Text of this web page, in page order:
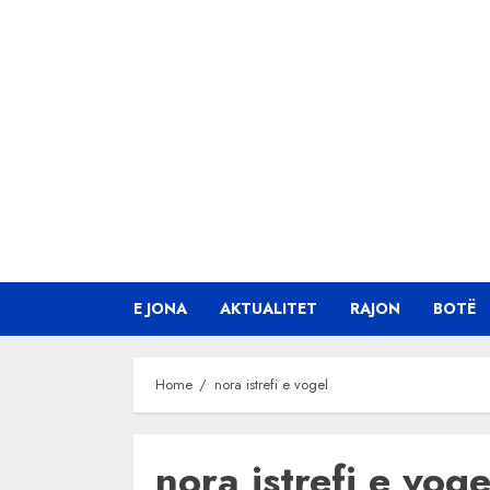
E JONA AKTUALITET RAJON BOTË
Home nora istrefi e vogel